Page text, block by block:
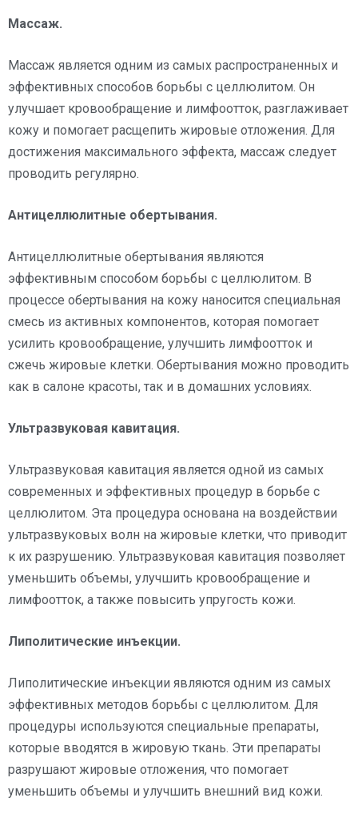
Массаж.
Массаж является одним из самых распространенных и
эффективных способов борьбы с целлюлитом. Он
улучшает кровообращение и лимфоотток, разглаживает
кожу и помогает расщепить жировые отложения. Для
достижения максимального эффекта, массаж следует
проводить регулярно.
Антицеллюлитные обертывания.
Антицеллюлитные обертывания являются
эффективным способом борьбы с целлюлитом. В
процессе обертывания на кожу наносится специальная
смесь из активных компонентов, которая помогает
усилить кровообращение, улучшить лимфоотток и
сжечь жировые клетки. Обертывания можно проводить
как в салоне красоты, так и в домашних условиях.
Ультразвуковая кавитация.
Ультразвуковая кавитация является одной из самых
современных и эффективных процедур в борьбе с
целлюлитом. Эта процедура основана на воздействии
ультразвуковых волн на жировые клетки, что приводит
к их разрушению. Ультразвуковая кавитация позволяет
уменьшить объемы, улучшить кровообращение и
лимфоотток, а также повысить упругость кожи.
Липолитические инъекции.
Липолитические инъекции являются одним из самых
эффективных методов борьбы с целлюлитом. Для
процедуры используются специальные препараты,
которые вводятся в жировую ткань. Эти препараты
разрушают жировые отложения, что помогает
уменьшить объемы и улучшить внешний вид кожи.